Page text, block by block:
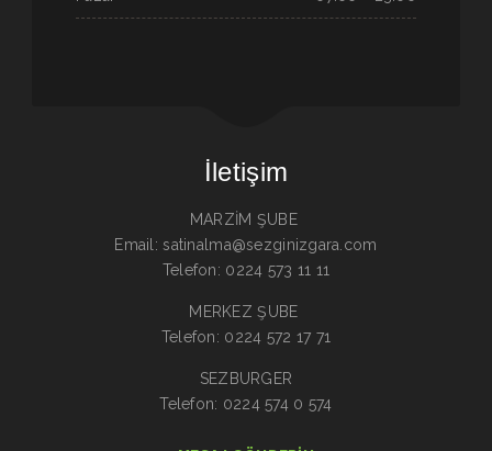
İletişim
MARZİM ŞUBE
Email: satinalma@sezginizgara.com
Telefon: 0224 573 11 11
MERKEZ ŞUBE
Telefon: 0224 572 17 71
SEZBURGER
Telefon: 0224 574 0 574